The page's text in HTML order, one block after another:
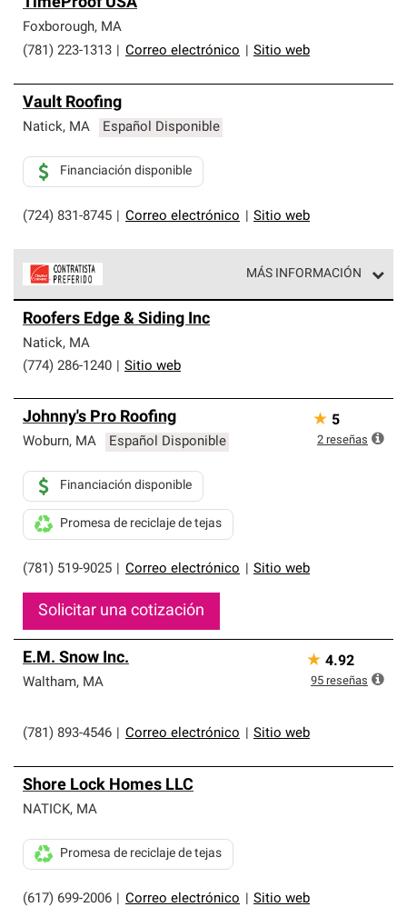
Foxborough, MA
(781) 223-1313
Correo electrónico Sitio web
Vault Roofing
Natick, MA Español Disponible
(724) 831-8745 Correo electrónico Sitio web
Financiación disponible
MÁS INFORMACIÓN
parte de una red exclusiva de profesionales de techos
que cumplen con altos estándares y requisitos estrictos
de profesionalismo y confiabilidad.
Roofers Edge & Siding Inc
Natick, MA
(774) 286-1240
Sitio web
Johnny's Pro Roofing
Woburn, MA Español Disponible
(781) 519-9025 Correo electrónico Sitio web
Financiación disponible
Promesa de reciclaje de tejas
Solicitar una cotización
★ 5
2 reseñas
E.M. Snow Inc.
Waltham, MA
(781) 893-4546 Correo electrónico Sitio web
★ 4.92
95 reseñas
Shore Lock Homes LLC
NATICK, MA
(617) 699-2006 Correo electrónico Sitio web
Promesa de reciclaje de tejas